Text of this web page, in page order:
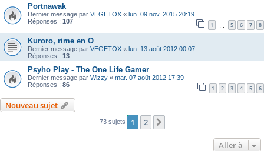
Portnawak
Dernier message par VEGETOX « lun. 09 nov. 2015 20:19
Réponses : 107 1 5 6 7 8
Kuroro, rime en O
Dernier message par VEGETOX « lun. 13 août 2012 00:07
Réponses : 13
Psyho Play - The One Life Gamer
Dernier message par Wizzy « mar. 07 août 2012 17:39
Réponses : 86 1 2 3 4 5 6
Nouveau sujet
73 sujets 1 2
Aller à